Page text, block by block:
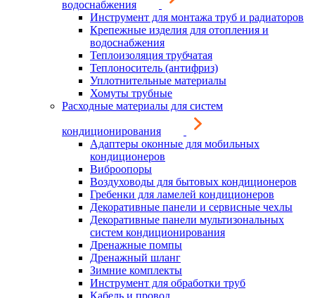
водоснабжения
Инструмент для монтажа труб и радиаторов
Крепежные изделия для отопления и
водоснабжения
Теплоизоляция трубчатая
Теплоноситель (антифриз)
Уплотнительные материалы
Хомуты трубные
Расходные материалы для систем
кондиционирования
Адаптеры оконные для мобильных
кондиционеров
Виброопоры
Воздуховоды для бытовых кондиционеров
Гребенки для ламелей кондиционеров
Декоративные панели и сервисные чехлы
Декоративные панели мультизональных
систем кондиционирования
Дренажные помпы
Дренажный шланг
Зимние комплекты
Инструмент для обработки труб
Кабель и провод